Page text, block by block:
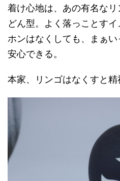
着け心地は、あの有名な
どん型。よく落っことす
ホンはなくしても、まぁ
安心できる。
本家、リンゴはなくすと精